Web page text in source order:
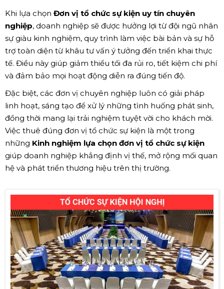
Khi lựa chọn Đơn vị tổ chức sự kiện uy tín chuyên
nghiệp, doanh nghiệp sẽ được hưởng lợi từ đội ngũ nhân
sự giàu kinh nghiệm, quy trình làm việc bài bản và sự hỗ
trợ toàn diện từ khâu tư vấn ý tưởng đến triển khai thực
tế. Điều này giúp giảm thiểu tối đa rủi ro, tiết kiệm chi phí
và đảm bảo mọi hoạt động diễn ra đúng tiến độ.
Đặc biệt, các đơn vị chuyên nghiệp luôn có giải pháp
linh hoạt, sáng tạo để xử lý những tình huống phát sinh,
đồng thời mang lại trải nghiệm tuyệt vời cho khách mời.
Việc thuê đúng đơn vị tổ chức sự kiện là một trong
những Kinh nghiệm lựa chọn đơn vị tổ chức sự kiện
giúp doanh nghiệp khẳng định vị thế, mở rộng mối quan
hệ và phát triển thương hiệu trên thị trường.